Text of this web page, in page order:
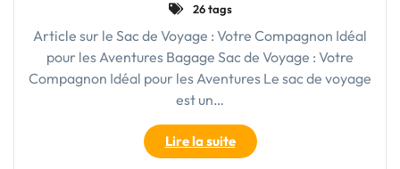
26 tags
Article sur le Sac de Voyage : Votre Compagnon Idéal
pour les Aventures Bagage Sac de Voyage : Votre
Compagnon Idéal pour les Aventures Le sac de voyage
est un…
Lire la suite"Le
Guide